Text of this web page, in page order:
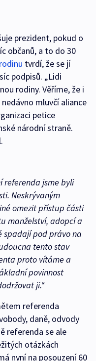
prezident, pokud o
občanů, a to do 30
tvrdí, že se jí
podpisů. „Lidi
rodiny. Věříme, že i
mluvčí aliance
petice
národní straně.
referenda jsme byli
Neskrývaným
omezit přístup části
manželství, adopcí a
spadají pod právo na
tento stav
proto vítáme a
povinnost
ji.“
referenda
daně, odvody
referenda se ale
otázkách
nyní na posouzení 60